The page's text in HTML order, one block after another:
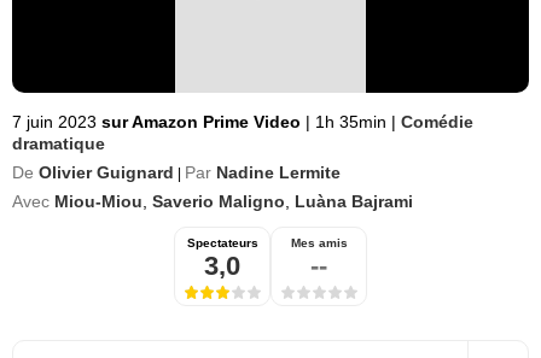
7 juin 2023 sur Amazon Prime Video | 1h 35min | Comédie
dramatique
De Olivier Guignard Par Nadine Lermite
Avec Miou-Miou Saverio Maligno Luàna Bajrami
Spectateurs
3,0
Mes amis
--